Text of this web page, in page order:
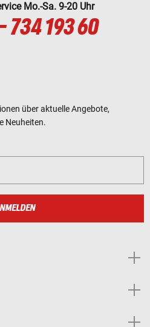
Mo.-Sa. 9-20 Uhr
734 193 60
über aktuelle Angebote,
Neuheiten.